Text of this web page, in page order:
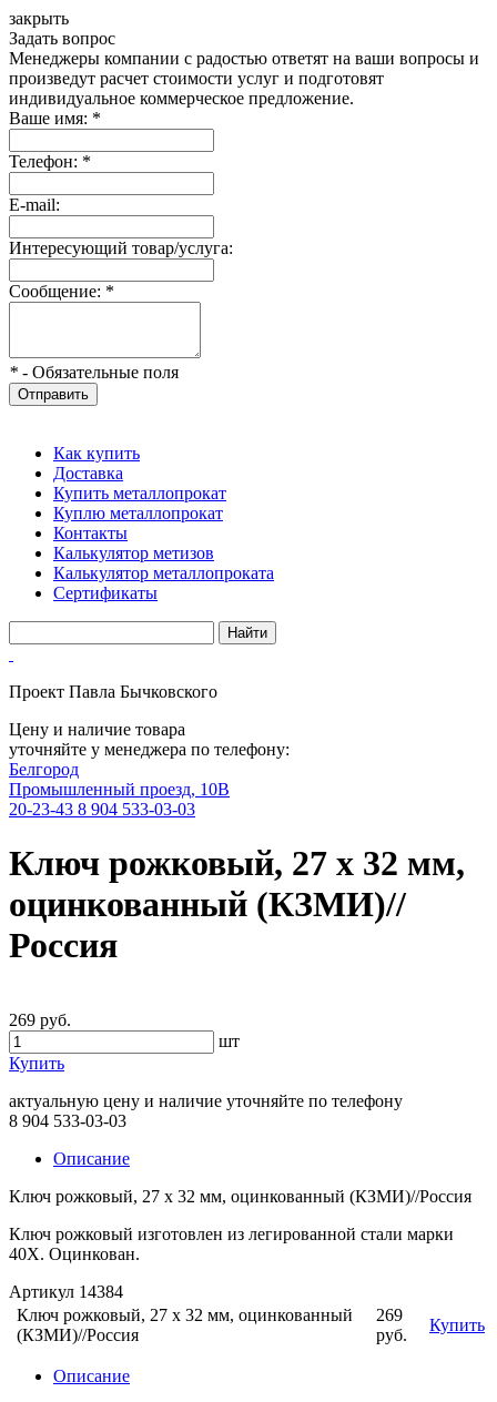
закрыть
Задать вопрос
Менеджеры компании с радостью ответят на ваши вопросы и
произведут расчет стоимости услуг и подготовят
индивидуальное коммерческое предложение.
Ваше имя: *
Телефон: *
E-mail:
Интересующий товар/услуга:
Сообщение: *
* - Обязательные поля
Отправить
Как купить
Доставка
Купить металлопрокат
Куплю металлопрокат
Контакты
Калькулятор метизов
Калькулятор металлопроката
Сертификаты
Проект Павла Бычковского
Цену и наличие товара
уточняйте у менеджера по телефону:
Белгород
Промышленный проезд, 10В
20-23-43 8 904 533-03-03
Ключ рожковый, 27 х 32 мм,
оцинкованный (КЗМИ)//
Россия
269 руб.
шт
Купить
актуальную цену и наличие уточняйте по телефону
8 904 533-03-03
Описание
Ключ рожковый, 27 х 32 мм, оцинкованный (КЗМИ)//Россия
Ключ рожковый изготовлен из легированной стали марки
40Х. Оцинкован.
Артикул 14384
Ключ рожковый, 27 х 32 мм, оцинкованный
(КЗМИ)//Россия
269
руб.
Купить
Описание